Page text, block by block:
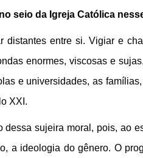
seio da Igreja Católica
entre si. Vigiar e
enormes, viscosas e
e universidades, as
XXI.
sujeira moral, pois, ao
a ideologia do gênero. O